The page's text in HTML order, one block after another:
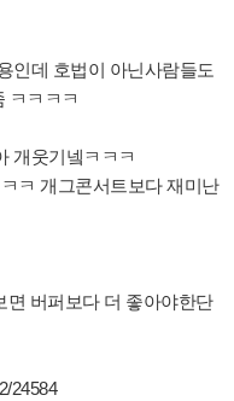
인데 호법이 아닌사람들도
ㅋㅋㅋㅋ
개웃기넼ㅋㅋㅋ
ㅋ 개그콘서트보다 재미난
면 버퍼보다 더 좋아야한단
24584